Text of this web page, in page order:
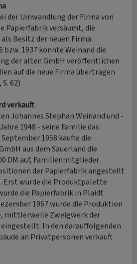
der Umwandlung der Firma von
Papierfabrik versäumt, die
Besitz der neuen Firma
bzw. 1937 konnte Weinand die
der alten GmbH veröffentlichen
auf die neue Firma übertragen
62).
verkauft
Johannes Stephan Weinand und -
1948 - seine Familie das
1958 kaufte die
aus dem Sauerland die
DM auf, Familienmitglieder
der Papierfabrik angestellt
Erst wurde die Produktpalette
die Papierfabrik in Plaidt
1967 wurde die Produktion
mittlerweile Zweigwerk der
In den darauffolgenden
an Privatpersonen verkauft